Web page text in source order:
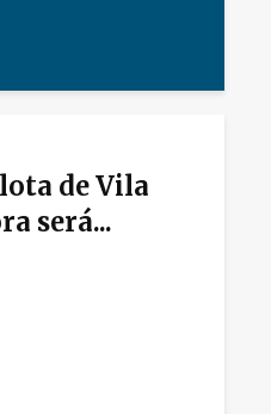
de Vila
será...